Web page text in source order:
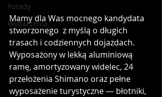
Porady
Wydarzenia
Mamy dla Was mocnego kandydata
stworzonego  z myślą o długich
trasach i codziennych dojazdach.
Wyposażony w lekką aluminiową
ramę, amortyzowany widelec, 24
przełożenia Shimano oraz pełne
wyposażenie turystyczne — błotniki,